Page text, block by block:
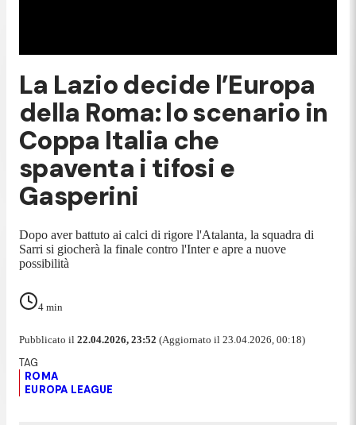
La Lazio decide l’Europa
della Roma: lo scenario in
Coppa Italia che
spaventa i tifosi e
Gasperini
Dopo aver battuto ai calci di rigore l'Atalanta, la squadra di
Sarri si giocherà la finale contro l'Inter e apre a nuove
possibilità
4 min
Pubblicato il 22.04.2026, 23:52 (Aggiornato il 23.04.2026, 00:18)
ROMA
EUROPA LEAGUE